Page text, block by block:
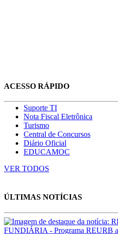
ACESSO RÁPIDO
Suporte TI
Nota Fiscal Eletrônica
Turismo
Central de Concursos
Diário Oficial
EDUCAMOC
VER TODOS
ÚLTIMAS NOTÍCIAS